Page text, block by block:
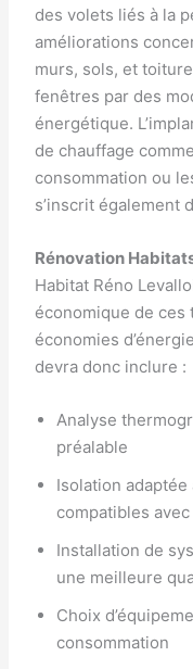
des volets liés à la
améliorations
murs, sols, et
fenêtres par des
énergétique.
de chauffage
consommation ou
s’inscrit également
Rénovation
Habitat Réno
économique de ces
économies
devra donc inclure :
Analyse
préalable
Isolation
compatibles
Installation de
une meilleure
Choix
consommation